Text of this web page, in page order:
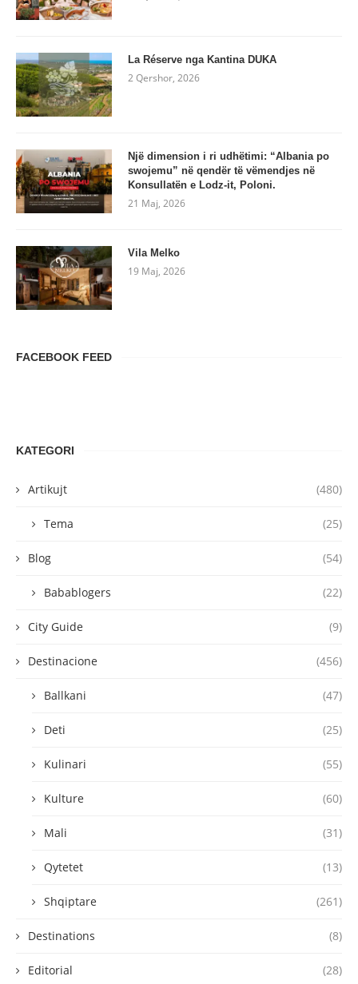
La Réserve nga Kantina DUKA
2 Qershor, 2026
Një dimension i ri udhëtimi: “Albania po
swojemu” në qendër të vëmendjes në
Konsullatën e Lodz-it, Poloni.
21 Maj, 2026
Vila Melko
19 Maj, 2026
FACEBOOK FEED
KATEGORI
Artikujt (480)
Tema (25)
Blog (54)
Babablogers (22)
City Guide (9)
Destinacione (456)
Ballkani (47)
Deti (25)
Kulinari (55)
Kulture (60)
Mali (31)
Qytetet (13)
Shqiptare (261)
Destinations (8)
Editorial (28)